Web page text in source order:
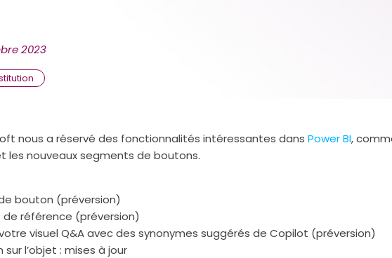
2023
nous a réservé des fonctionnalités intéressantes dans Power BI,
les nouveaux segments de boutons.
bouton (préversion)
référence (préversion)
visuel Q&A avec des synonymes suggérés de Copilot (préversion)
l’objet : mises à jour